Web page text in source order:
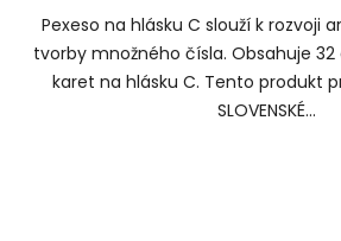
Pexeso na hlásku C slouží k rozvoji
tvorby množného čísla. Obsahuje
karet na hlásku C. Tento produkt
SLOVENSKÉ...